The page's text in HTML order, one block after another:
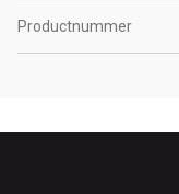
Productnummer